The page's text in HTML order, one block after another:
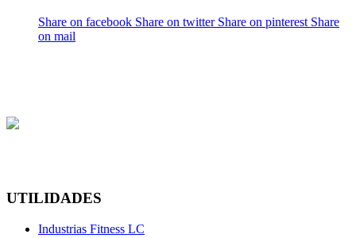
Share on facebook Share on twitter Share on pinterest Share
on mail
UTILIDADES
Industrias Fitness LC